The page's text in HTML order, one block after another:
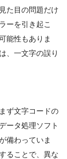
た目の問題だけ
ーを引き起こ
能性もありま
、一文字の誤り
ず文字コードの
ータ処理ソフト
備わっていま
ることで、異な